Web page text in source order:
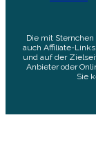
Die mit
auch Affiliate-
und auf der
Anbieter oder
Sie